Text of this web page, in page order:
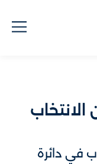
في دائرة